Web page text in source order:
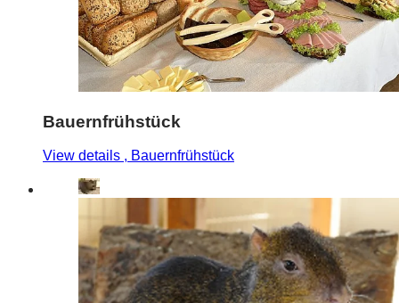
Bauernfrühstück
View details , Bauernfrühstück